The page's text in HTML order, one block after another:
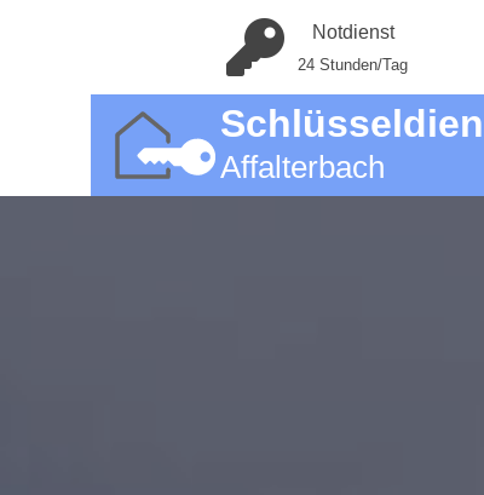
Notdienst
24 Stunden/Tag
Affalterbach